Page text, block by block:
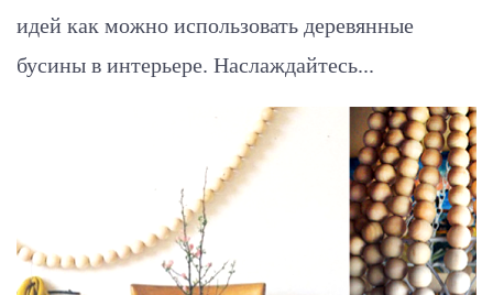
идей как можно использовать деревянные
бусины в интерьере. Наслаждайтесь...